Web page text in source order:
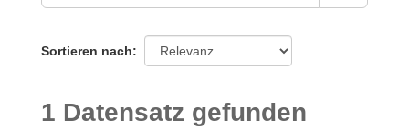
Sortieren nach
1 Datensatz gefunden